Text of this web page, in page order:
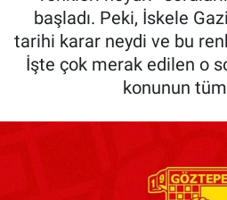
başladı. Peki, İskele
tarihi karar neydi ve bu
İşte çok merak edilen o
konunun